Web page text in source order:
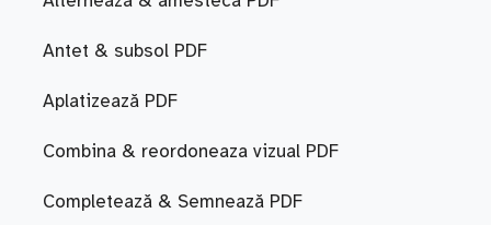
Antet & subsol PDF
Aplatizează PDF
Combina & reordoneaza vizual PDF
Completează & Semnează PDF